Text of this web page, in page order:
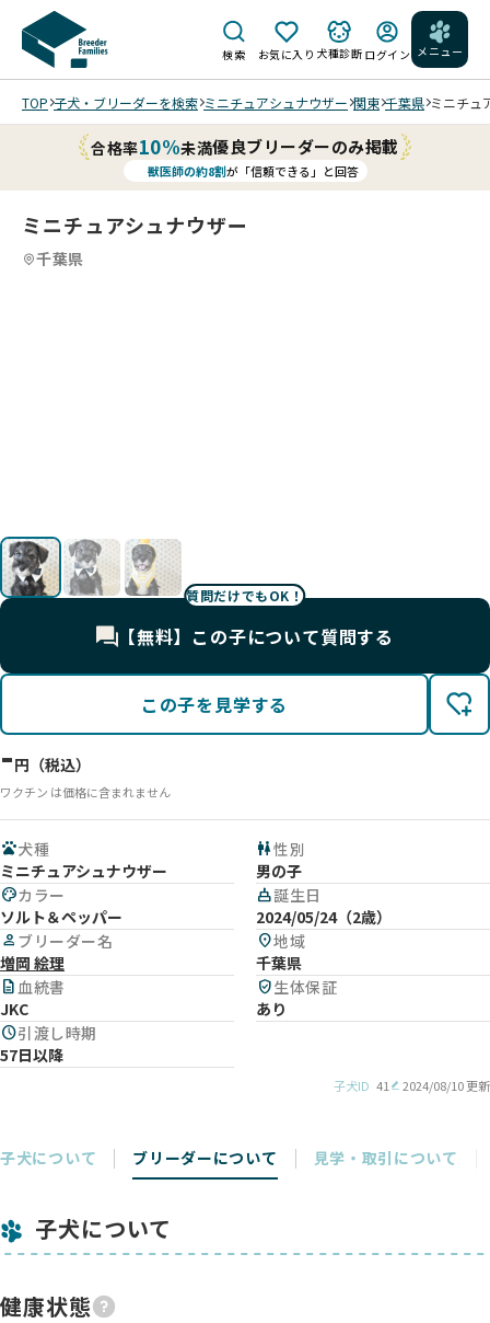
検索 お気に入り 犬種診断 ログイン メニュー
TOP 子犬・ブリーダーを検索 ミニチュアシュナウザー 関東 千葉県 ミニチュ
合格率10%未満優良ブリーダーのみ掲載
獣医師の約8割が「信頼できる」と回答
ミニチュアシュナウザー
千葉県
質問だけでもOK！
【無料】この子について質問する
この子を見学する
-円（税込）
ワクチン は価格に含まれません
pets犬種
ミニチュアシュナウザー
wc性別
男の子
paletteカラー
ソルト＆ペッパー
cake誕生日
2024/05/24（2歳）
person ブリーダー名
増岡 絵理
location_on地域
千葉県
description血統書
JKC
verified_user生体保証
あり
schedule引渡し時期
57日以降
子犬ID 41 2024/08/10 更新
子犬について ブリーダーについて 見学・取引について
子犬について
健康状態